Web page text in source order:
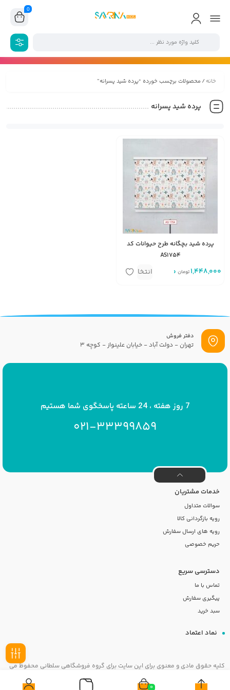
0
خانه/ محصولات برچسب خورده “پرده شید پسرانه”
پرده شید پسرانه
پرده شید بچگانه طرح حیوانات کد
AS1754
1,448,000 تومانمتر مربع انتخاب
0
دفتر فروش
تهران - دولت آباد - خیابان علینواز - کوچه 3
7 روز هفته ، 24 ساعته پاسخگوی شما هستیم
021-33399859
خدمات مشتریان
سوالات متداول
رویه بازگردانی کالا
رویه های ارسال سفارش
حریم خصوصی
دسترسی سریع
تماس با ما
پیگیری سفارش
سبد خرید
نماد اعتماد
کلیه حقوق مادی و معنوی برای این سایت برای گروه فروشگاهی سلطانی محفوظ می